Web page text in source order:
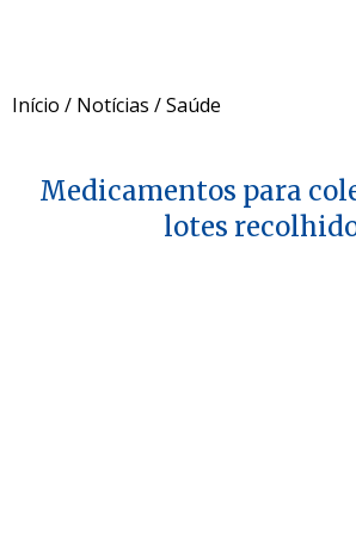
Início / Notícias /Saúde
Medicamentos para
lotes